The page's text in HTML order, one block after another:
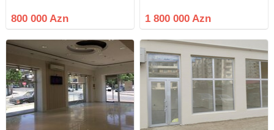
üzbəüz, "Araz Supermarket"ə
yaxın, çıxarışlı əmlak kompleksi
kompleksi
800 000 Azn
özəl. Torpaq istifadə. Bütün suallar
görüş əsnasında həll olunur Bütün
1 800 000 Azn